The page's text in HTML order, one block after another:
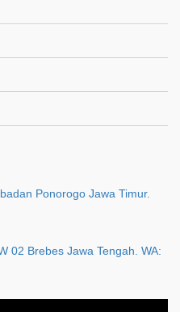
Ponorogo Jawa Timur.
02 Brebes Jawa Tengah. WA: